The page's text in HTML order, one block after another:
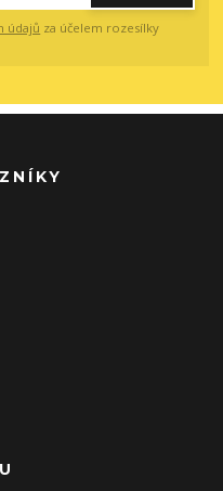
údajů za účelem rozesílky